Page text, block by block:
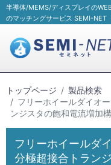
半導体/MEMS/ディスプレイの
のマッチングサービス SEMI-NET
トップページ
製品検索
フリーホイールダイオ
ンジスタの飽和電流増加
フリーホイールダ
分極超接合トラン